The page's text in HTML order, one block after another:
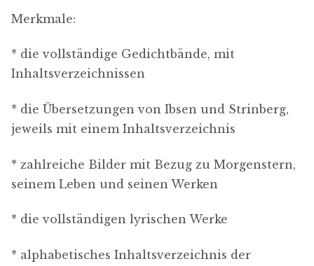
Merkmale:
* die vollständige Gedichtbände, mit
Inhaltsverzeichnissen
* die Übersetzungen von Ibsen und Strinberg,
jeweils mit einem Inhaltsverzeichnis
* zahlreiche Bilder mit Bezug zu Morgenstern,
seinem Leben und seinen Werken
* die vollständigen lyrischen Werke
* alphabetisches Inhaltsverzeichnis der